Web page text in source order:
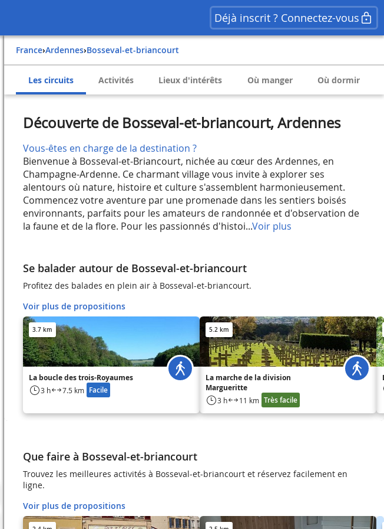
Déjà inscrit ? Connectez-vous
France› Ardennes› Bosseval-et-briancourt
Les circuits Activités Lieux d'intérêts Où manger Où dormir
Découverte de Bosseval-et-briancourt, Ardennes
Vous-êtes en charge de la destination ?
Bienvenue à Bosseval-et-Briancourt, nichée au cœur des Ardennes, en
Champagne-Ardenne. Ce charmant village vous invite à explorer ses
alentours où nature, histoire et culture s'assemblent harmonieusement.
Commencez votre aventure par une promenade dans les sentiers boisés
environnants, parfaits pour les amateurs de randonnée et d'observation de
la faune et de la flore. Pour les passionnés d'histoi...Voir plus
Se balader autour de Bosseval-et-briancourt
Profitez des balades en plein air à Bosseval-et-briancourt.
Voir plus de propositions
3.7 km
La boucle des trois-Royaumes
3 h 7.5 km Facile
5.2 km
La marche de la division
Margueritte
3 h 11 km Très facile
Que faire à Bosseval-et-briancourt
Trouvez les meilleures activités à Bosseval-et-briancourt et réservez facilement en
ligne.
Voir plus de propositions